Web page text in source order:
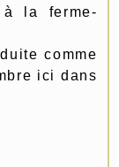
la ferme-
comme
ici dans